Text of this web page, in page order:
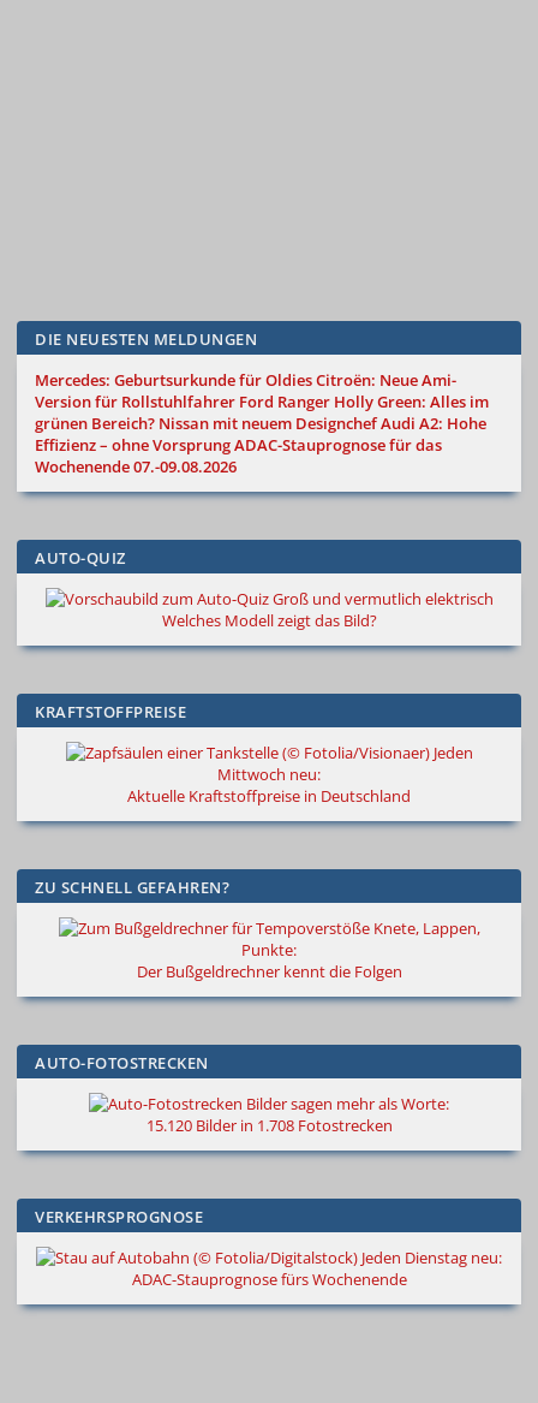
DIE NEUESTEN MELDUNGEN
Mercedes: Geburtsurkunde für OldiesCitroën: Neue Ami-
Version für Rollstuhlfahrer Ford Ranger Holly Green: Alles im
grünen Bereich? Nissan mit neuem DesignchefAudi A2: Hohe
Effizienz – ohne VorsprungADAC-Stauprognose für das
Wochenende 07.-09.08.2026
AUTO-QUIZ
Groß und vermutlich elektrisch
Welches Modell zeigt das Bild?
KRAFTSTOFFPREISE
Jeden
Mittwoch neu:
Aktuelle Kraftstoffpreise in Deutschland
ZU SCHNELL GEFAHREN?
Knete, Lappen,
Punkte:
Der Bußgeldrechner kennt die Folgen
AUTO-FOTOSTRECKEN
Bilder sagen mehr als Worte:
15.120 Bilder in 1.708 Fotostrecken
VERKEHRSPROGNOSE
Jeden Dienstag neu:
ADAC-Stauprognose fürs Wochenende